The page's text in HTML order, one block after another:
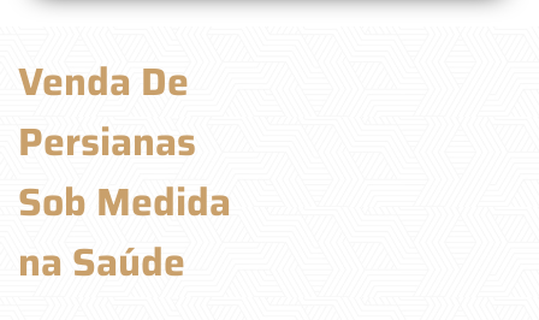
Venda De
Persianas
Sob Medida
na Saúde